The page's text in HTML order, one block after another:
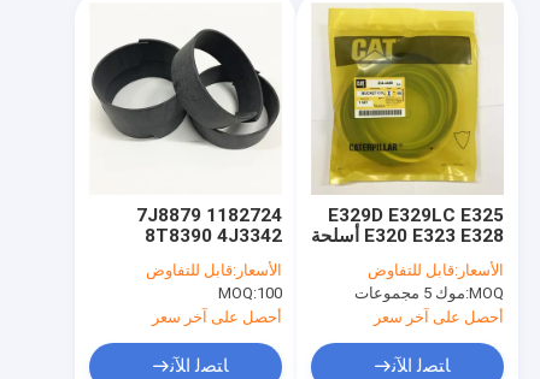
1182724 7J8879
8T8390 4J3342
4T9248 8T8345
8T8346 8T8328
4J2620 8T8355
الأسعار:قابل للتفاوض
MOQ:100
أحصل على آخر سعر
ﺎﺘﺼﻟ ﺍﻶﻧ
E329D E329LC E325
E320 E323 E328 أسلحة
بوم دلو مهر مجموعة
الأسعار:قابل للتفاوض
MOQ: موك 5 مجموعات
أحصل على آخر سعر
ﺎﺘﺼﻟ ﺍﻶﻧ